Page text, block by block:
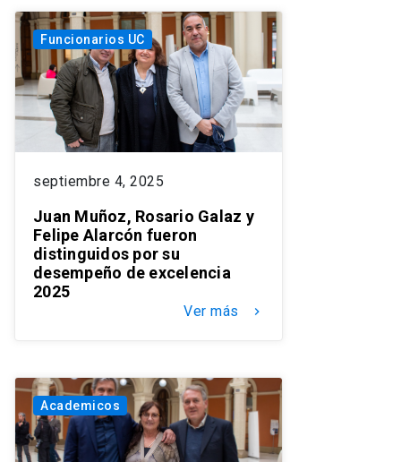
Funcionarios UC
septiembre 4, 2025
Juan Muñoz, Rosario Galaz y
Felipe Alarcón fueron
distinguidos por su
desempeño de excelencia
2025
Ver más keyboard_arrow_right
Academicos